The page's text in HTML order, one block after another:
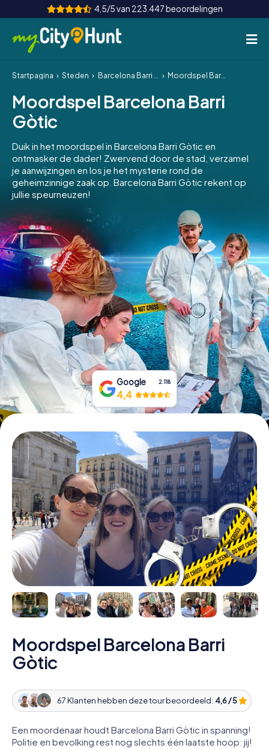
4,5/5 van 223.447 beoordelingen
Hoe het werkt
Steden
Teamevenement
Tickets
INT AT
ES
IE
IT
NL
Boek tickets
Koop cadeaubonnen
Startpagina Steden Barcelona Barri Gòtic Moordspel Barcelona Barri Gòtic
Moordspel Barcelona Barri
Gòtic
Duik in het moordspel in Barcelona Barri Gòtic en
ontmasker de dader! Zwervend door de stad, verzamel
je aanwijzingen en los je het mysterie rond de
geheimzinnige zaak op. Barcelona Barri Gòtic rekent op
jullie speurneuzen!
Google 2.118
4,4
Moordspel Barcelona Barri
Gòtic
67 Klanten hebben deze tour beoordeeld: 4,6 / 5
Een moordenaar houdt Barcelona Barri Gòtic in spanning!
Politie en bevolking rest nog slechts één laatste hoop: jij!